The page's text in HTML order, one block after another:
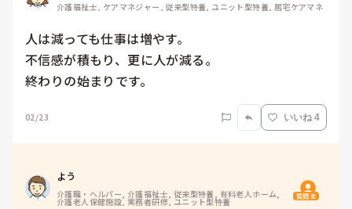
介護福祉士, ケアマネジャー, 従来型特養, ユニット型特養, 居宅ケアマネ
人は減っても仕事は増やす。
不信感が積もり、更に人が減る。
02/23 いいね 4
よう
介護職・ヘルパー, 介護福祉士, 従来型特養, 有料老人ホーム,
介護老人保健施設, 実務者研修, ユニット型特養 質問主